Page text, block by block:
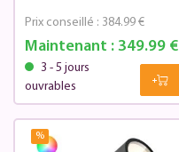
Maintenant :349.99 €
Prix conseillé : 384.99 €
3 - 5 jours
ouvrables
%